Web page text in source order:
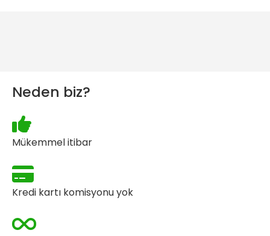
Neden biz?
Mükemmel itibar
Kredi kartı komisyonu yok